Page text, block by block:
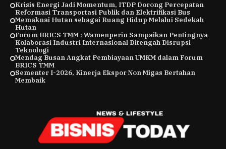
Krisis Energi Jadi Momentum, ITDP Dorong Percepatan
Reformasi Transportasi Publik dan Elektrifikasi Bus
Memaknai Hutan sebagai Ruang Hidup Melalui Sedekah
Hutan
Forum BRICS TMM : Wamenperin Sampaikan Pentingnya
Kolaborasi Industri Internasional Ditengah Disrupsi
Teknologi
Mendag Busan Angkat Pembiayaan UMKM dalam Forum
BRICS TMM
Sementer I-2026, Kinerja Ekspor Non Migas Bertahan
Membaik